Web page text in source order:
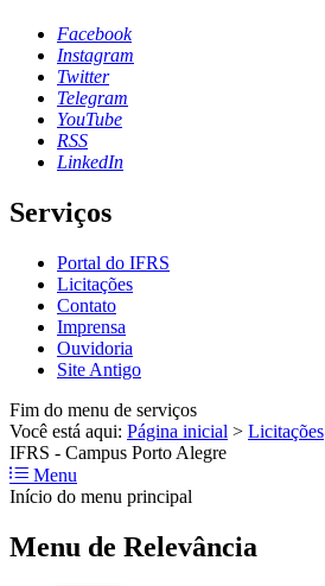
Facebook
Instagram
Twitter
Telegram
YouTube
RSS
LinkedIn
Serviços
Portal do IFRS
Licitações
Contato
Imprensa
Ouvidoria
Site Antigo
Fim do menu de serviços
Você está aqui: Página inicial > Licitações
IFRS - Campus Porto Alegre
Menu
Início do menu principal
Menu de Relevância